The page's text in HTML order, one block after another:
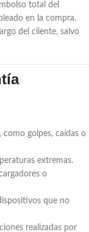
total del
en la compra.
del cliente, salvo
golpes, caídas o
extremas.
o
que no
realizadas por